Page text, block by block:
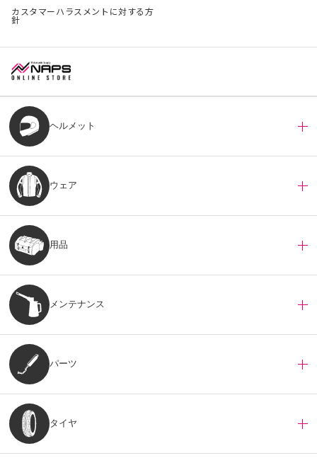
カスタマーハラスメントに対する方
針
ヘルメット
ウェア
用品
メンテナンス
パーツ
タイヤ